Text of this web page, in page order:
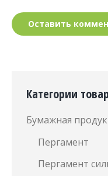
Оставить
Категории
Бумажная
Пергамент
Пергамент